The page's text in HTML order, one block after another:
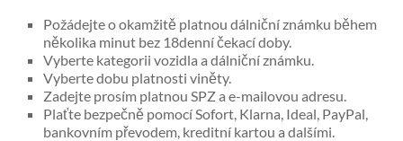
Požádejte o okamžitě platnou dálniční známku během
několika minut bez 18denní čekací doby.
Vyberte kategorii vozidla a dálniční známku.
Vyberte dobu platnosti viněty.
Zadejte prosím platnou SPZ a e-mailovou adresu.
Plaťte bezpečně pomocí Sofort, Klarna, Ideal, PayPal,
bankovním převodem, kreditní kartou a dalšími.